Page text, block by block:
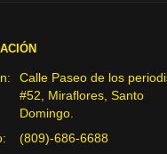
Calle Paseo de los
#52, Miraflores, Santo
Domingo.
(809)-686-6688